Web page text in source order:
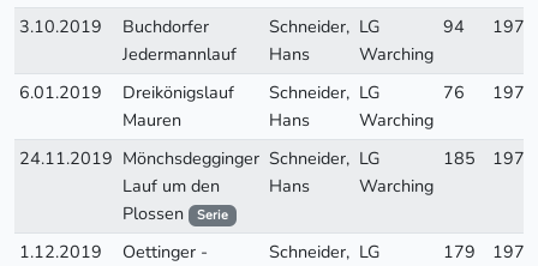
3.10.2019
Buchdorfer
Jedermannlauf
Schneider,
Hans
LG
Warching
94 1970
6.01.2019
Dreikönigslauf
Mauren
Schneider,
Hans
LG
Warching
76 1970
24.11.2019 Mönchsdegginger
Lauf um den
Plossen
Serie
Schneider,
Hans
LG
Warching
185 1970
1.12.2019
Oettinger -
Schneider, LG
179 1970